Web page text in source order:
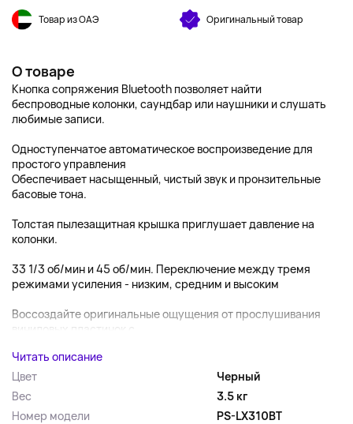
Товар из ОАЭ Оригинальный товар
О товаре
Кнопка сопряжения Bluetooth позволяет найти
беспроводные колонки, саундбар или наушники и слушать
любимые записи.
Одноступенчатое автоматическое воспроизведение для
простого управления
Обеспечивает насыщенный, чистый звук и пронзительные
басовые тона.
Толстая пылезащитная крышка приглушает давление на
колонки.
33 1/3 об/мин и 45 об/мин. Переключение между тремя
режимами усиления - низким, средним и высоким
Воссоздайте оригинальные ощущения от прослушивания
виниловых пластинок с...
Читать описание
Цвет
Черный
Вес
3.5 кг
Номер модели
PS-LX310BT